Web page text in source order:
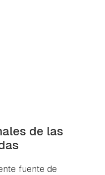
de las
fuente de